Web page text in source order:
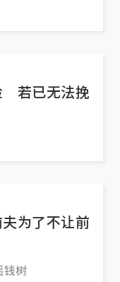
若已无法挽
为了不让前
钱树